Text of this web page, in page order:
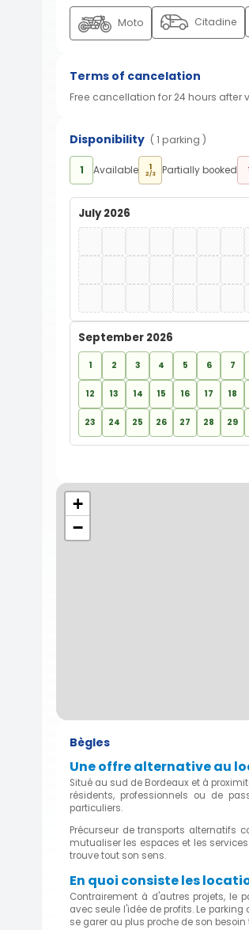
Moto Citadine
Terms of cancelation
Free cancellation for 24 hours
Disponibility ( 1 parking )
1 Available 1
2/3 Partially booked
July 2026
September 2026
1 2 3 4 5 6 7
12 13 14 15 16 17 18
23 24 25 26 27 28 29
+
−
Bègles
Une offre alternative au
Situé au sud de Bordeaux et à
résidents, professionnels ou de
particuliers.
Précurseur de transports alternatifs
mutualiser les espaces et les
trouve tout son sens.
En quoi consiste les
Contrairement à d'autres projets, le
avec seule l'idée de profits. Le
se garer au plus proche de son